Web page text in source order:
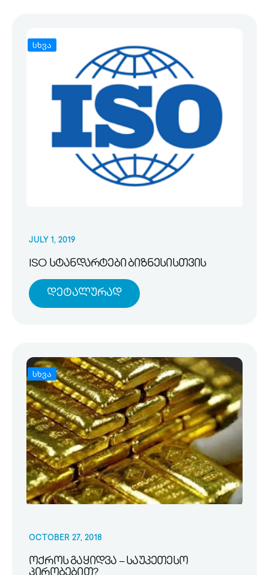
სხვა
JULY 1, 2019
ISO სტანდარტები ბიზნესისთვის
Დეტალურად
სხვა
OCTOBER 27, 2018
ოქროს გაყიდვა – საუკეთესო